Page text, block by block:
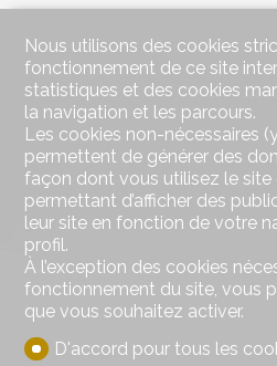
Nous utilisons des cookies
fonctionnement de ce site
statistiques et des cookies
la navigation et les parcours.
Les cookies non-nécessaires
permettent de générer des
façon dont vous utilisez le
permettant d’afficher des
leur site en fonction de votre
profil.
À l’exception des cookies
fonctionnement du site, vous
que vous souhaitez activer.
D'accord pour tous les